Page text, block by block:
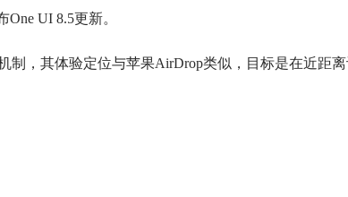
UI 8.5更新。
制，其体验定位与苹果AirDrop类似，目标是在近距